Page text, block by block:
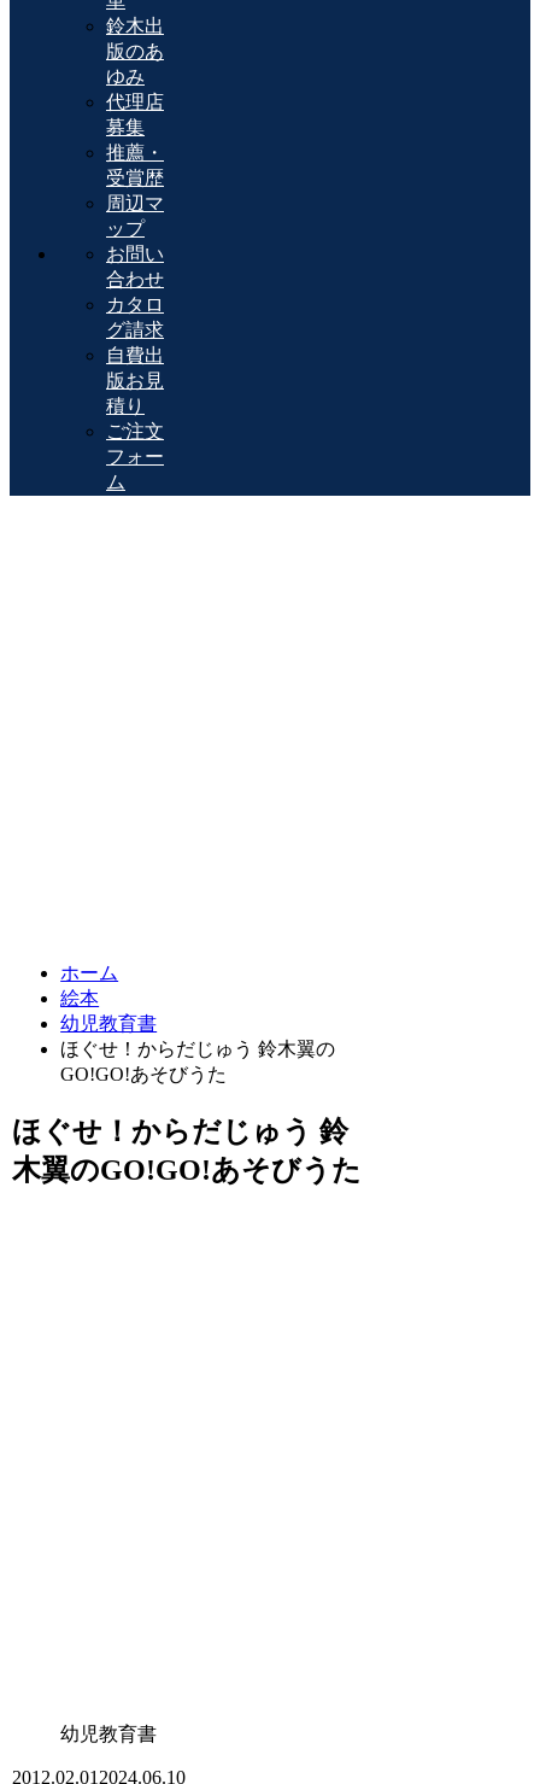
鈴木出
版のあ
ゆみ
代理店
募集
推薦・
受賞歴
周辺マ
ップ
お問い
合わせ
カタロ
グ請求
自費出
版お見
積り
ご注文
フォー
ム
ホーム
絵本
幼児教育書
ほぐせ！からだじゅう 鈴木翼の
GO!GO!あそびうた
ほぐせ！からだじゅう 鈴
木翼のGO!GO!あそびうた
幼児教育書
2012.02.012024.06.10